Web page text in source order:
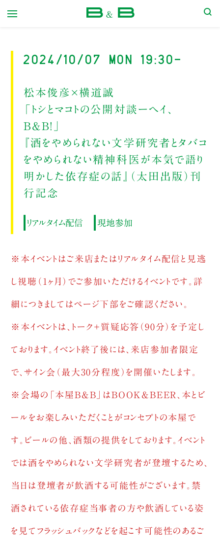
2024/10/07 Mon 19:30-
松本俊彦×横道誠
「トシとマコトの公開対談ーヘイ、
B&B！」
『酒をやめられない文学研究者とタバコ
をやめられない精神科医が本気で語り
明かした依存症の話』（太田出版）刊
行記念
リアルタイム配信 現地参加
※本イベントはご来店またはリアルタイム配信と見逃
し視聴（1ヶ月）でご参加いただけるイベントです。詳
細につきましてはページ下部をご確認ください。
※本イベントは、トーク＋質疑応答（90分）を予定し
ております。イベント終了後には、来店参加者限定
で、サイン会（最大30分程度）を開催いたします。
※ 会場の「本屋B&B」はBOOK&BEER、本とビ
ールをお楽しみいただくことがコンセプトの本屋で
す。ビールの他、酒類の提供をしております。イベント
では酒をやめられない文学研究者が登壇するため、
当日は登壇者が飲酒する可能性がございます。禁
酒されている依存症当事者の方や飲酒している姿
を見てフラッシュバックなどを起こす可能性のあるご